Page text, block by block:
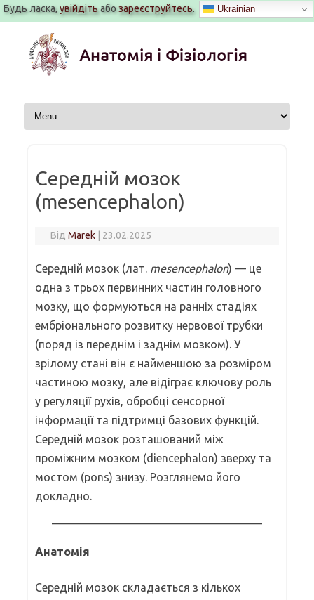
Будь ласка,увійдітьабозареєструйтесь.
вмісту
Середній мозок
(mesencephalon)
Від Marek 23.02.2025
Середній мозок (лат. mesencephalon) — це
одна з трьох первинних частин головного
мозку, що формуються на ранніх стадіях
ембріонального розвитку нервової трубки
(поряд із переднім і заднім мозком). У
зрілому стані він є найменшою за розміром
частиною мозку, але відіграє ключову роль
у регуляції рухів, обробці сенсорної
інформації та підтримці базових функцій.
Середній мозок розташований між
проміжним мозком (diencephalon) зверху та
мостом (pons) знизу. Розглянемо його
докладно.
Анатомія
Середній мозок складається з кількох
Ukrainian